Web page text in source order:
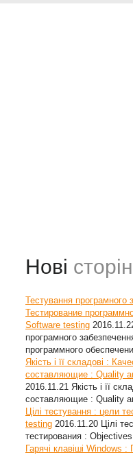
Нові
Тестування програмного
Тестирование
Software testing
програмного
программного
Якість і її складові :
составляющие : Quality
2016.11.21 Якість і її
составляющие : Quality
Цілі тестування : цели
testing 2016.11.20 Цілі
тестирования :
Гарячі клавіші Windows